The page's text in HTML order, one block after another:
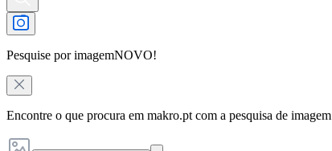
Pesquise por imagemNOVO!
Encontre o que procura em makro.pt com a pesquisa de imagem